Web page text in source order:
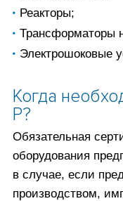
Реакторы;
Трансформаторы
Электрошоковые
Когда
Р?
Обязательная
оборудования
в случае, если
производством,